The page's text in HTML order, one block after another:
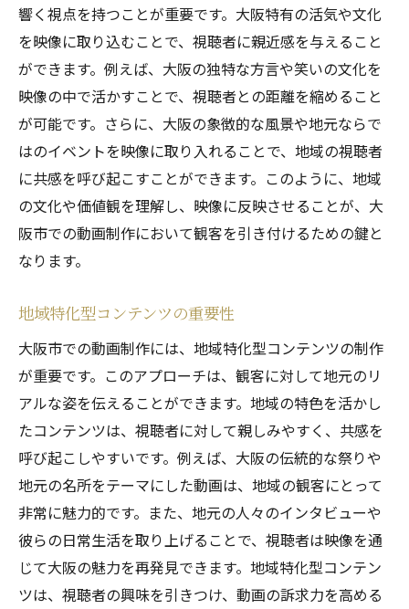
観光促進動画の成功ストーリー
地域社会に影響を与えた動画の例
大阪市における異業種連携の事例
大阪市の動画制作で知っておくべき実践アプロ
ーチ
地域ニーズを反映したコンテンツライティ
ング
視聴者の心をつかむためのビジュアル戦略
効果的なプロモーション動画の構成
地域特有のテーマを活かした演出
成功へのカギとなるリサーチ手法
地域を理解した動画制作で大阪市での成功を目
指す
大阪市の視聴者特性に合った動画作り
地域文化を尊重したコンテンツ開発
ターゲット層に刺さる動画の特長
地域の声を反映した映像制作の手法
大阪市におけるエンゲージメント向上策
響く視点を持つことが重要です。大阪特有の活気や文化
を映像に取り込むことで、視聴者に親近感を与えること
ができます。例えば、大阪の独特な方言や笑いの文化を
映像の中で活かすことで、視聴者との距離を縮めること
が可能です。さらに、大阪の象徴的な風景や地元ならで
はのイベントを映像に取り入れることで、地域の視聴者
に共感を呼び起こすことができます。このように、地域
の文化や価値観を理解し、映像に反映させることが、大
阪市での動画制作において観客を引き付けるための鍵と
なります。
地域特化型コンテンツの重要性
大阪市での動画制作には、地域特化型コンテンツの制作
が重要です。このアプローチは、観客に対して地元のリ
アルな姿を伝えることができます。地域の特色を活かし
たコンテンツは、視聴者に対して親しみやすく、共感を
呼び起こしやすいです。例えば、大阪の伝統的な祭りや
地元の名所をテーマにした動画は、地域の観客にとって
非常に魅力的です。また、地元の人々のインタビューや
彼らの日常生活を取り上げることで、視聴者は映像を通
じて大阪の魅力を再発見できます。地域特化型コンテン
ツは、視聴者の興味を引きつけ、動画の訴求力を高める